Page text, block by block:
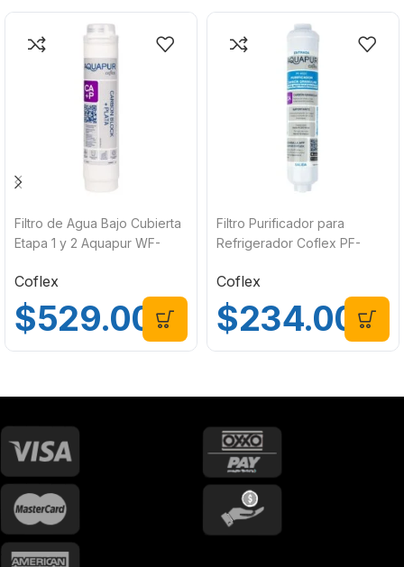
Filtro de Agua Bajo Cubierta
Etapa 1 y 2 Aquapur WF-
Coflex
$529.00
Filtro Purificador para
Refrigerador Coflex PF-
Coflex
$234.00